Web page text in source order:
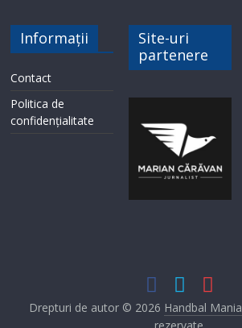
Informații
Contact
Politica de
confidențialitate
Site-uri
partenere
Drepturi de autor © 2026 Handbal Mania